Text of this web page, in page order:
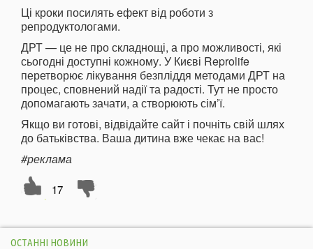
Ці кроки посилять ефект від роботи з
репродуктологами.
ДРТ — це не про складнощі, а про можливості, які
сьогодні доступні кожному. У Києві Reprolife
перетворює лікування безпліддя методами ДРТ на
процес, сповнений надії та радості. Тут не просто
допомагають зачати, а створюють сім’ї.
Якщо ви готові, відвідайте сайт і почніть свій шлях
до батьківства. Ваша дитина вже чекає на вас!
#реклама
17
ОСТАННІ НОВИНИ